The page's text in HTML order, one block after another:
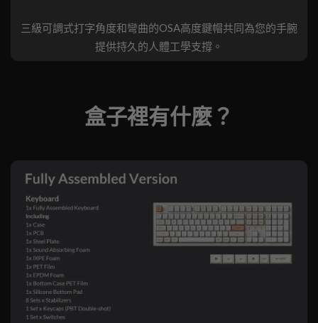
三級可調式打字角度和彎曲的OSA高度鍵帽共同為您的手腕
提供持久的人體工學支撐。
盒子裡有什麼？